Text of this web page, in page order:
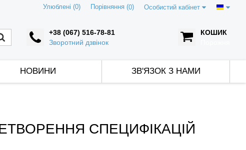
Улюблені (0) Порівняння (0) Особистий кабінет
+38 (067) 516-78-81
Зворотний дзвінок
КОШИК
НОВИНИ ЗВ'ЯЗОК З НАМИ
СПЕЦИФІКАЦІЙ